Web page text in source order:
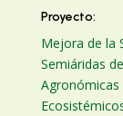
Proyecto:
Mejora de la
Semiáridas
Agronómicas